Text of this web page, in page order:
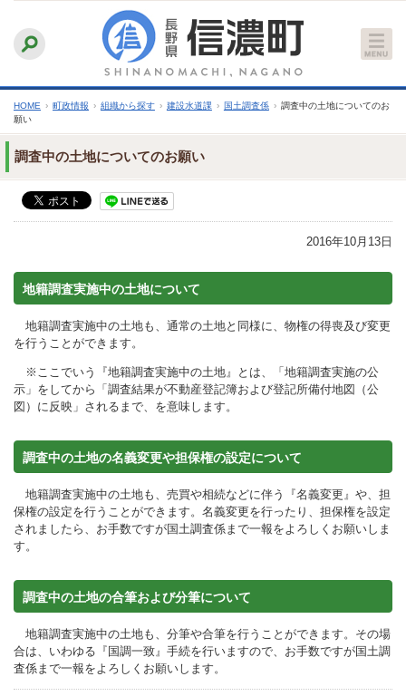
文
へ
ふりがなをつける
文字サイズ
縮小 標準 拡大
HOME › 町政情報 › 組織から探す › 建設水道課 › 国土調査係 › 調査中の土地についてのお
願い
調査中の土地についてのお願い
2016年10月13日
地籍調査実施中の土地について
地籍調査実施中の土地も、通常の土地と同様に、物権の得喪及び変更
を行うことができます。
※ここでいう『地籍調査実施中の土地』とは、「地籍調査実施の公
示」をしてから「調査結果が不動産登記簿および登記所備付地図（公
図）に反映」されるまで、を意味します。
調査中の土地の名義変更や担保権の設定について
地籍調査実施中の土地も、売買や相続などに伴う『名義変更』や、担
保権の設定を行うことができます。名義変更を行ったり、担保権を設定
されましたら、お手数ですが国土調査係まで一報をよろしくお願いしま
す。
調査中の土地の合筆および分筆について
地籍調査実施中の土地も、分筆や合筆を行うことができます。その場
合は、いわゆる『国調一致』手続を行いますので、お手数ですが国土調
査係まで一報をよろしくお願いします。